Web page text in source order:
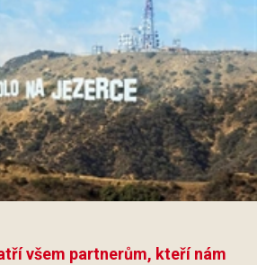
všem partnerům, kteří nám